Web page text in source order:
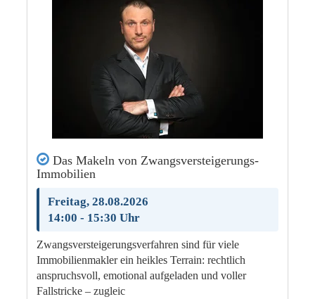
Das Makeln von Zwangsversteigerungs-
Immobilien
Freitag, 28.08.2026
14:00 - 15:30 Uhr
Zwangsversteigerungsverfahren sind für viele
Immobilienmakler ein heikles Terrain: rechtlich
anspruchsvoll, emotional aufgeladen und voller
Fallstricke – zugleic